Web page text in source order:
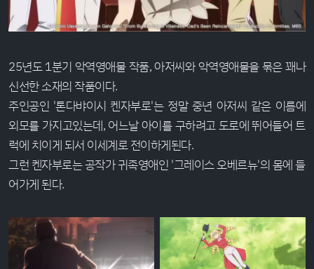
25년도 1분기 악역영애물 작품, 아저씨와 악역영애물을 묶은 꽤나
신선한 소재의 작품이다.
주인공인 '톤다뱌이시 켄자부로'는 정말 중년 아저씨 같은 이름에
외모를 가지고있는데, 어느날 아이를 구하려고 도로에 뛰어들어 트
럭에 치이게 되서 이세계로 전이하게된다.
그런 켄자부로는 공작가 귀족영애인 '그레이스 오베르뉴'의 몸에 들
어가게 된다.